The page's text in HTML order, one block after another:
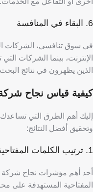
6. البقاء في المنافسة
في سوق تنافسي، الشركات
الإنترنت، بينما الشركات
الذين يظهرون في نتائج البحث
​​كيفية قياس نجاح
​​إليك أهم الطرق التي
وتحقيق أفضل النتائج:
1. ترتيب الكلمات المفتاحية
أحد أهم مؤشرات نجاح شركة
المفتاحية المستهدفة على